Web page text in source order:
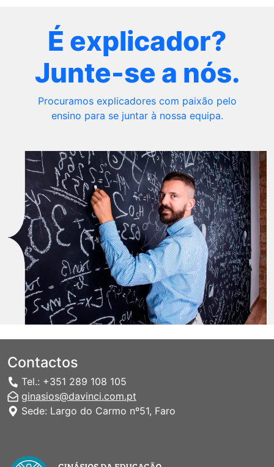
É explicador?
Junte-se a nós.
Procuramos explicadores com paixão pelo
ensino para se juntar à nossa equipa.
Contactos
Tel.: +351 289 108 105
ginasios@davinci.com.pt
Sede: Largo do Carmo nº51, Faro